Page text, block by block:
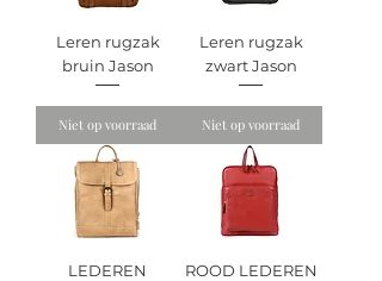
Leren rugzak
bruin Jason
Niet op voorraad
Leren rugzak
zwart Jason
Niet op voorraad
LEDEREN
ROOD LEDEREN